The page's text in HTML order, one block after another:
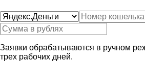
Заявки обрабатываются в ручном
трех рабочих дней.